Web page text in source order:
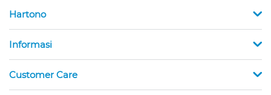
Hartono
Informasi
Customer Care